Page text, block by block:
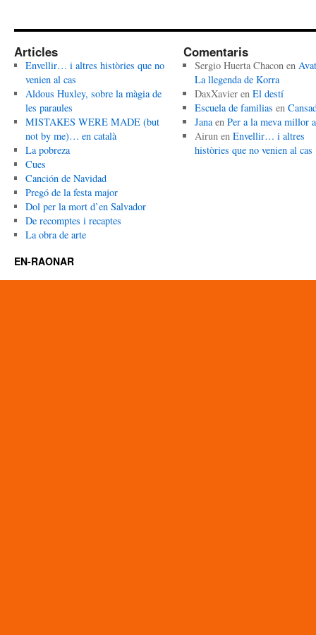
Articles
Envellir… i altres històries que no
venien al cas
Aldous Huxley, sobre la màgia de
les paraules
MISTAKES WERE MADE (but
not by me)… en català
La pobreza
Cues
Canción de Navidad
Pregó de la festa major
Dol per la mort d’en Salvador
De recomptes i recaptes
La obra de arte
Comentaris
Sergio Huerta Chaconen
La llegenda de Korra
DaxXavieren El destí
Escuela de familias en
Janaen Per a la meva millor
Airunen Envellir… i altres
històries que no venien al cas
EN-RAONAR